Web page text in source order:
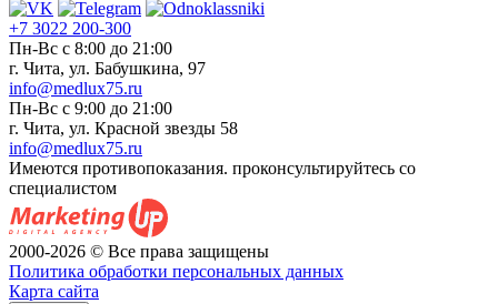
+7 3022 200-300
Пн-Вс с 8:00 до 21:00
г. Чита, ул. Бабушкина, 97
info@medlux75.ru
Пн-Вс с 9:00 до 21:00
г. Чита, ул. Красной звезды 58
info@medlux75.ru
Имеются противопоказания. проконсультируйтесь со
специалистом
2000-2026 © Все права защищены
Политика обработки персональных данных
Карта сайта